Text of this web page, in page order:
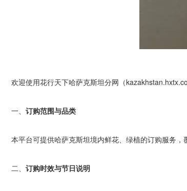
欢迎使用花行天下哈萨克斯坦分网（
一、 订购范围与品类
本平台可提供哈萨克斯坦境内鲜花、绿植的订购服务，
二、 订购时效与节日说明